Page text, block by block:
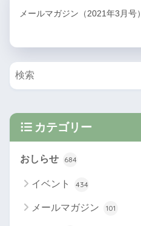
メールマガジン（2021年3月号）
カテゴリー
おしらせ 684
イベント 434
メールマガジン 101